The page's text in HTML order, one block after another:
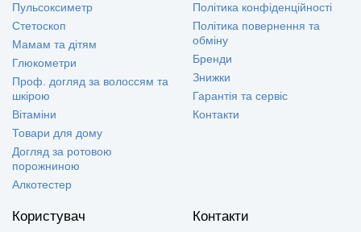
Пульсоксиметр
Стетоскоп
Мамам та дітям
Глюкометри
Проф. догляд за волоссям та
шкірою
Вітаміни
Товари для дому
Догляд за ротовою
порожниною
Алкотестер
Політика конфіденційності
Політика повернення та
обміну
Бренди
Знижки
Гарантія та сервіс
Контакти
Користувач Контакти